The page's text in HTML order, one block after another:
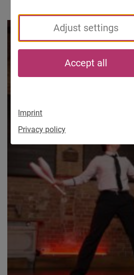
Adjust settings
Accept all
Imprint
Privacy policy